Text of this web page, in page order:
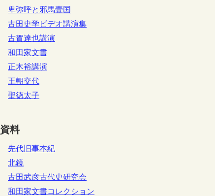
卑弥呼と邪馬壹国
古田史学ビデオ講演集
古賀達也講演
和田家文書
正木裕講演
王朝交代
聖徳太子
資料
先代旧事本紀
北鏡
古田武彦古代史研究会
和田家文書コレクション